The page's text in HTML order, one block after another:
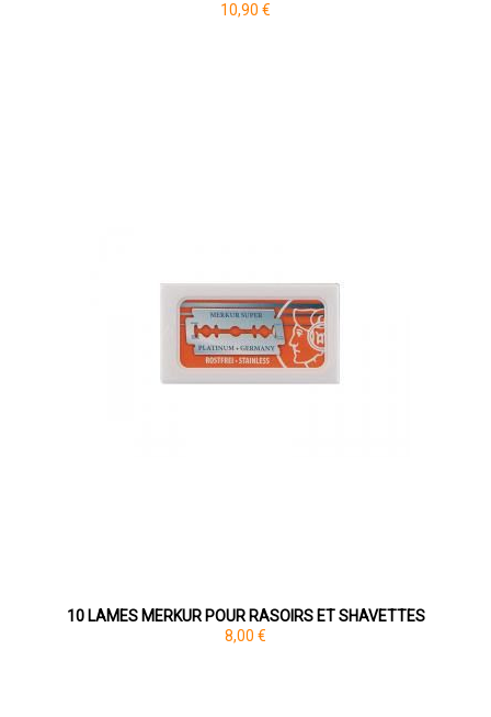
10,90 €
10 LAMES MERKUR POUR RASOIRS ET SHAVETTES
8,00 €